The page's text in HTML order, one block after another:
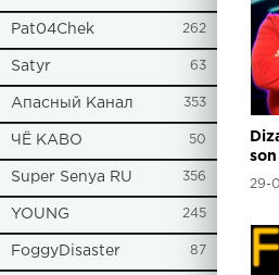
Pat04Chek 262
Satyr 63
Апасный Канал 353
ЧЁ КАВО 50
Super Senya RU 356
YOUNG 245
FoggyDisaster 87
29-